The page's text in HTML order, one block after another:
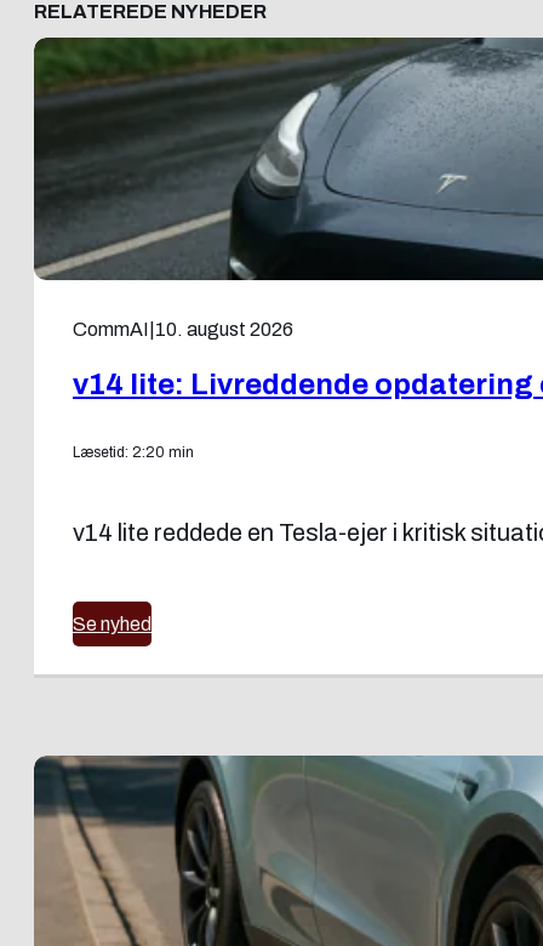
RELATEREDE NYHEDER
CommAI 10. august 2026
v14 lite: Livreddende opdatering
Læsetid: 2:20 min
v14 lite reddede en Tesla-ejer i kritisk
Se nyhed